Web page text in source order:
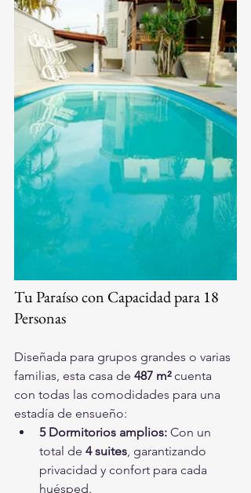
Tu Paraíso con Capacidad para 18
Personas
Diseñada para grupos grandes o varias
familias, esta casa de 487 m² cuenta
con todas las comodidades para una
estadía de ensueño:
5 Dormitorios amplios: Con un
total de 4 suites, garantizando
privacidad y confort para cada
huésped.